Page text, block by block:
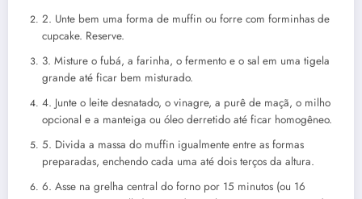
2. Unte bem uma forma de muffin ou forre com forminhas de
cupcake. Reserve.
3. Misture o fubá, a farinha, o fermento e o sal em uma tigela
grande até ficar bem misturado.
4. Junte o leite desnatado, o vinagre, a purê de maçã, o milho
opcional e a manteiga ou óleo derretido até ficar homogêneo.
5. Divida a massa do muffin igualmente entre as formas
preparadas, enchendo cada uma até dois terços da altura.
6. Asse na grelha central do forno por 15 minutos (ou 16